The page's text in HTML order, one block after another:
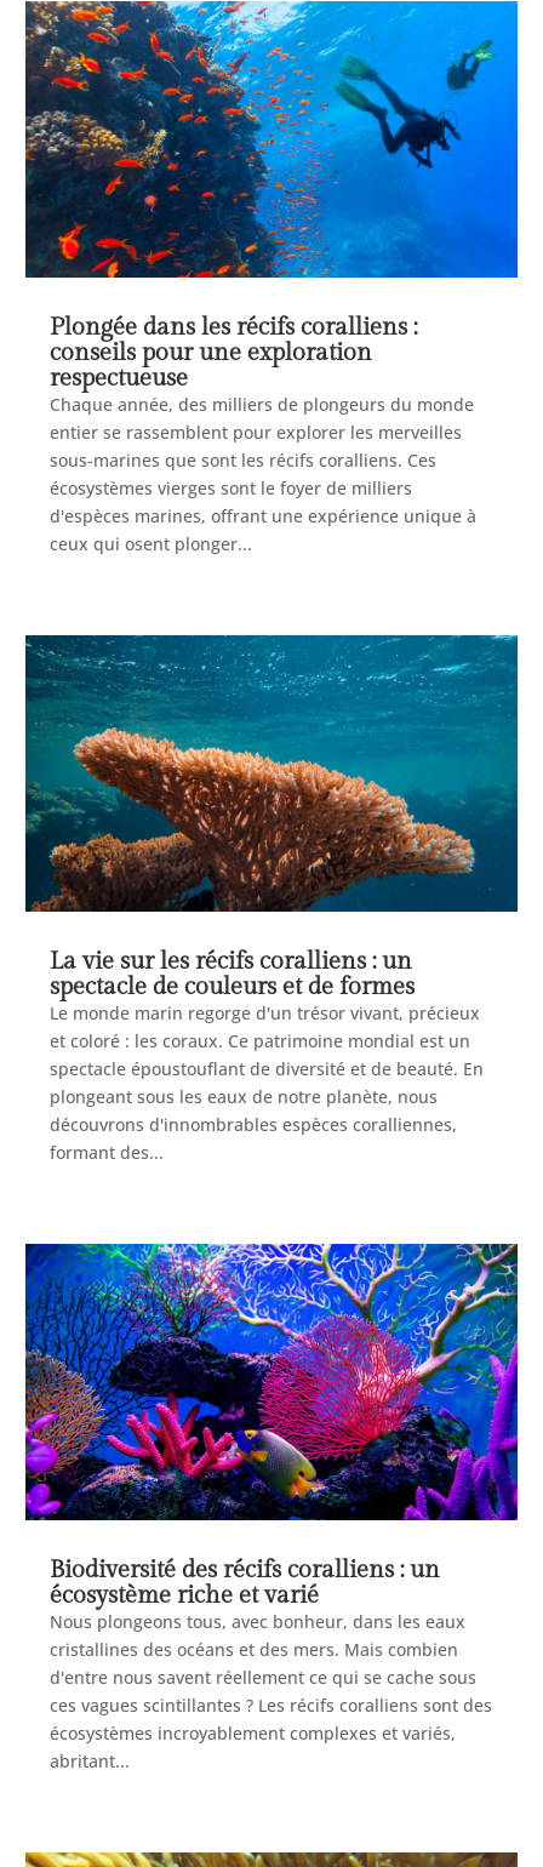
Plongée dans les récifs coralliens :
conseils pour une exploration
respectueuse
Chaque année, des milliers de plongeurs du monde
entier se rassemblent pour explorer les merveilles
sous-marines que sont les récifs coralliens. Ces
écosystèmes vierges sont le foyer de milliers
d'espèces marines, offrant une expérience unique à
ceux qui osent plonger...
La vie sur les récifs coralliens : un
spectacle de couleurs et de formes
Le monde marin regorge d'un trésor vivant, précieux
et coloré : les coraux. Ce patrimoine mondial est un
spectacle époustouflant de diversité et de beauté. En
plongeant sous les eaux de notre planète, nous
découvrons d'innombrables espèces coralliennes,
formant des...
Biodiversité des récifs coralliens : un
écosystème riche et varié
Nous plongeons tous, avec bonheur, dans les eaux
cristallines des océans et des mers. Mais combien
d'entre nous savent réellement ce qui se cache sous
ces vagues scintillantes ? Les récifs coralliens sont des
écosystèmes incroyablement complexes et variés,
abritant...